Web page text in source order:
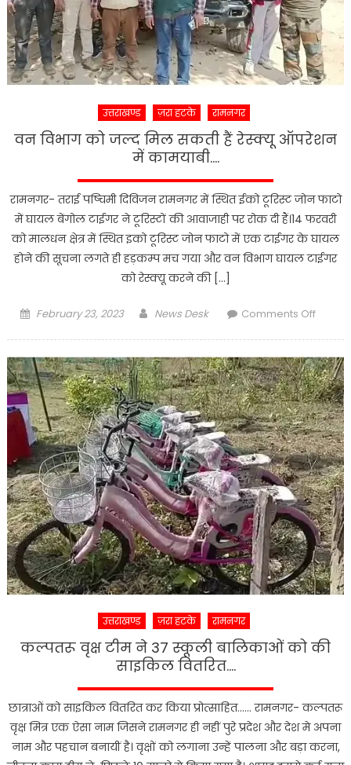
ऐप
के
साथ
पुलिस
उत्तराखण्ड ज़रा हटके रामनगर
वन विभाग को जल्द मिल सकती हैं रेस्क्यू ऑपरेशन
में कामयाबी….
रामनगर- तराई पष्चिमी दिविजन रामनगर में स्थित ईको टूरिस्ट जोन फाटो
में घायल बेंगोल टाईगर ने टूरिस्टों की आवाजाही पर रोक दी हैं।14 फरवरी
को मालधन क्षेत्र में स्थित इको टूरिस्ट जोन फाटो में एक टाईगर के घायल
होने की सूचना लगते ही हड़कम्प मच गया और वन विभाग घायल टाईगर
को रेस्क्यू करने की […]
Posted
February 23, 2023 Author
News Desk Comments Offon
को
जल्द
मिल
सकती
हैं
रेस्क्यू
में
उत्तराखण्ड ज़रा हटके रामनगर
कल्पतरू वृक्ष टीम ने 37 स्कूली बालिकाओं को की
साइकिल वितरित….
छात्राओं को साइकिल वितरित कर किया प्रोत्साहित…… रामनगर- कल्पतरू
वृक्ष मित्र एक ऐसा नाम जिसने रामनगर ही नहीं पुरे प्रदेश और देश मे अपना
नाम और पहचान बनायीं है। वृक्षों को लगाना उन्हें पालना और बड़ा करना,